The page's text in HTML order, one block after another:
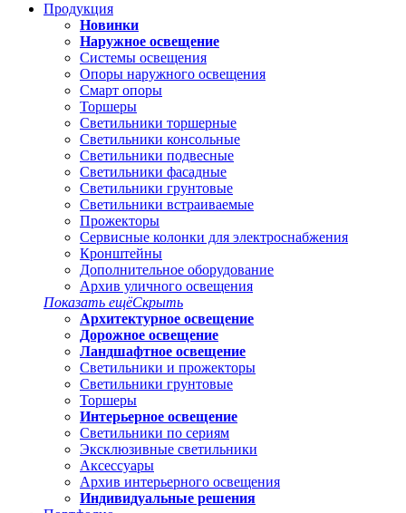
Продукция
Новинки
Наружное освещение
Системы освещения
Опоры наружного освещения
Смарт опоры
Торшеры
Светильники торшерные
Светильники консольные
Светильники подвесные
Светильники фасадные
Светильники грунтовые
Светильники встраиваемые
Прожекторы
Сервисные колонки для электроснабжения
Кронштейны
Дополнительное оборудование
Архив уличного освещения
Показать ещёСкрыть
Архитектурное освещение
Дорожное освещение
Ландшафтное освещение
Светильники и прожекторы
Светильники грунтовые
Торшеры
Интерьерное освещение
Светильники по сериям
Эксклюзивные светильники
Аксессуары
Архив интерьерного освещения
Индивидуальные решения